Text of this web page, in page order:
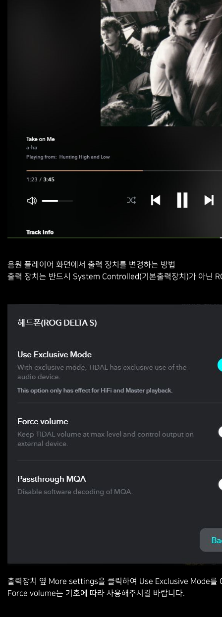
음원 플레이어 화면에서 출력 장치를 변경하는 방법
출력 장치는 반드시 System Controlled(기본출력장치 )가 아닌
출력장치 옆 More settings을 클릭하여 Use Exclusive Mode를
Force volume는 기호에 따라 사용해주시길 바랍니다.